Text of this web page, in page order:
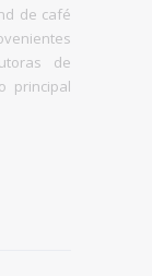
de café
de
principal